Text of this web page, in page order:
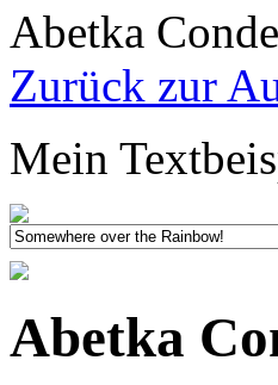
Abetka
Zurück zur
Mein
Abetka